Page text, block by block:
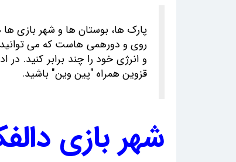
پارک ها، بوستان ها و شهر بازی
روی و دورهمی هاست که می توانید
و انرژی خود را چند برابر کنید.
قزوین همراه "پین وین" باشید.
شهر بازی